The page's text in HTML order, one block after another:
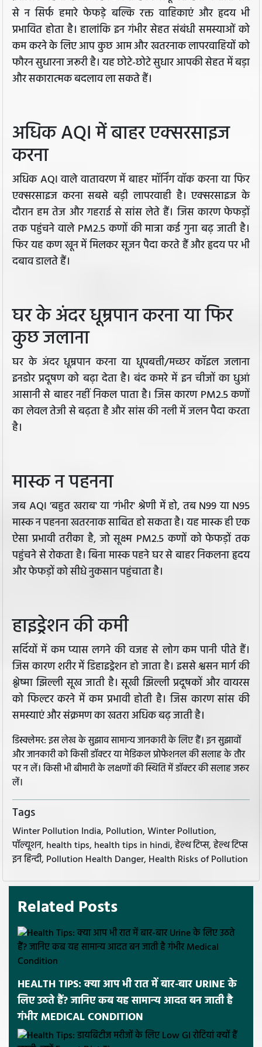
से न सिर्फ हमारे फेफड़े बल्कि रक्त वाहिकाएं और हृदय भी
प्रभावित होता है। हालांकि इन गंभीर सेहत संबंधी समस्याओं को
कम करने के लिए आप कुछ आम और खतरनाक लापरवाहियों को
फौरन सुधारना जरूरी है। यह छोटे-छोटे सुधार आपकी सेहत में बड़ा
और सकारात्मक बदलाव ला सकते हैं।
अधिक AQI में बाहर एक्सरसाइज
करना
अधिक AQI वाले वातावरण में बाहर मॉर्निंग वॉक करना या फिर
एक्सरसाइज करना सबसे बड़ी लापरवाही है। एक्सरसाइज के
दौरान हम तेज और गहराई से सांस लेते हैं। जिस कारण फेफड़ों
तक पहुंचने वाले PM2.5 कणों की मात्रा कई गुना बढ़ जाती है।
फिर यह कण खून में मिलकर सूजन पैदा करते हैं और हृदय पर भी
दबाव डालते हैं।
घर के अंदर धूम्रपान करना या फिर
कुछ जलाना
घर के अंदर धूम्रपान करना या धूपबत्ती/मच्छर कॉइल जलाना
इनडोर प्रदूषण को बढ़ा देता है। बंद कमरे में इन चीजों का धुआं
आसानी से बाहर नहीं निकल पाता है। जिस कारण PM2.5 कणों
का लेवल तेजी से बढ़ता है और सांस की नली में जलन पैदा करता
है।
मास्क न पहनना
जब AQI 'बहुत खराब' या 'गंभीर' श्रेणी में हो, तब N99 या N95
मास्क न पहनना खतरनाक साबित हो सकता है। यह मास्क ही एक
ऐसा प्रभावी तरीका है, जो सूक्ष्म PM2.5 कणों को फेफड़ों तक
पहुंचने से रोकता है। बिना मास्क पहने घर से बाहर निकलना हृदय
और फेफड़ों को सीधे नुकसान पहुंचाता है।
हाइड्रेशन की कमी
सर्दियों में कम प्यास लगने की वजह से लोग कम पानी पीते हैं।
जिस कारण शरीर में डिहाइड्रेशन हो जाता है। इससे श्वसन मार्ग की
श्लेष्मा झिल्ली सूख जाती है। सूखी झिल्ली प्रदूषकों और वायरस
को फिल्टर करने में कम प्रभावी होती है। जिस कारण सांस की
समस्याएं और संक्रमण का खतरा अधिक बढ़ जाती है।
डिस्क्लेमर: इस लेख के सुझाव सामान्य जानकारी के लिए हैं। इन सुझावों
और जानकारी को किसी डॉक्टर या मेडिकल प्रोफेशनल की सलाह के तौर
पर न लें। किसी भी बीमारी के लक्षणों की स्थिति में डॉक्टर की सलाह जरूर
लें।
Tags
Winter Pollution India, Pollution, Winter Pollution,
पॉल्यूशन, health tips, health tips in hindi, हेल्थ टिप्स, हेल्थ टिप्स
इन हिन्दी, Pollution Health Danger, Health Risks of Pollution
Related Posts
HEALTH TIPS: क्या आप भी रात में बार-बार URINE के
लिए उठते हैं? जानिए कब यह सामान्य आदत बन जाती है
गंभीर MEDICAL CONDITION